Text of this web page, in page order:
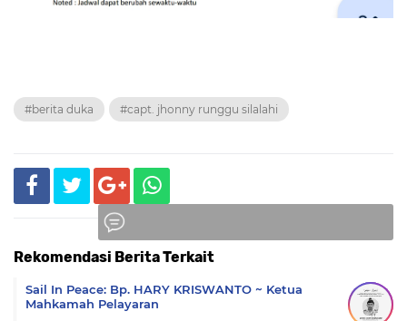
#berita duka #capt. jhonny runggu silalahi
Rekomendasi Berita Terkait
Sail In Peace: Bp. HARY KRISWANTO ~ Ketua
Mahkamah Pelayaran